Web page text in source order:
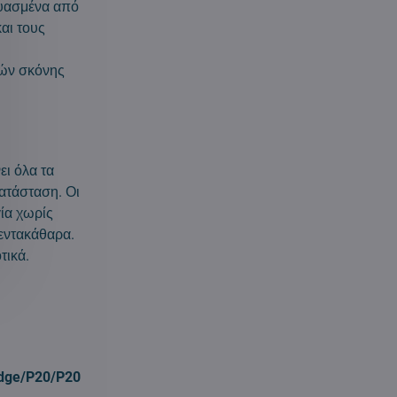
από
τους
σκόνης
όλα τα
Οι
χωρίς
P20/P20